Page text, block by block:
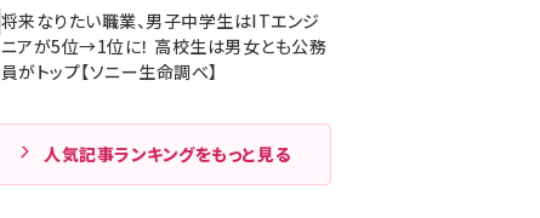
将来なりたい職業、男子中学生はITエンジ
ニアが5位→1位に！ 高校生は男女とも公務
員がトップ【ソニー生命調べ】
人気記事ランキングをもっと見る